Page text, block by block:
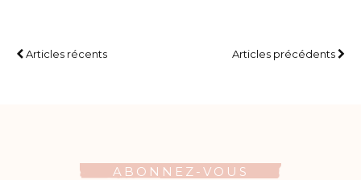
Articles récents Articles précédents
ABONNEZ-VOUS